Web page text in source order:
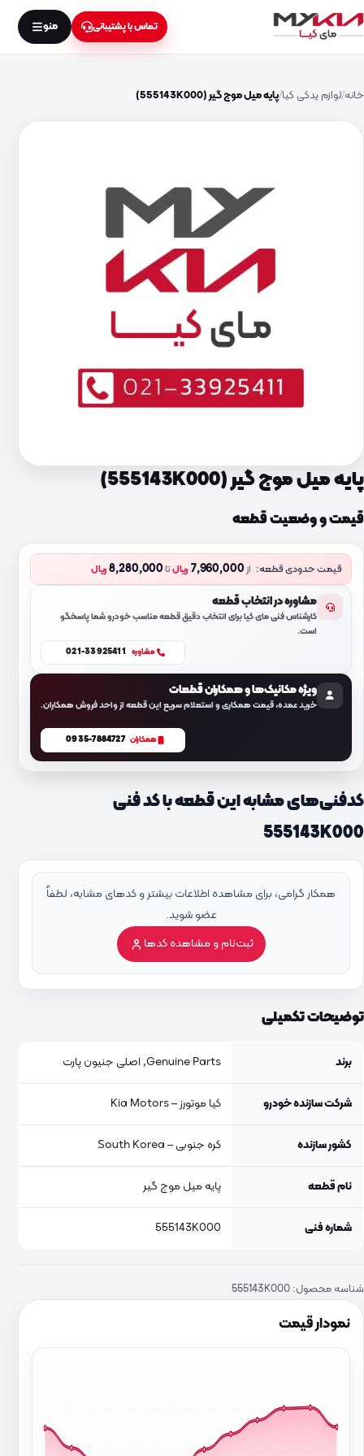
تماس با پشتیبانی منو
خانه لوازم یدکی کیا پایه میل موج گیر (555143K000)
نمودار قیمت
پایه میل موج گیر (555143K000)
قیمت و وضعیت قطعه
قیمت حدودی قطعه: از7,960,000 ریالتا8,280,000 ریال
مشاوره در انتخاب قطعه
کارشناس فنی مای کیا برای انتخاب دقیق قطعه مناسب خودرو شما پاسخگو
است.
مشاوره 021-33925411
ویژه مکانیک‌ها و همکاران قطعات
خرید عمده، قیمت همکاری و استعلام سریع این قطعه از واحد فروش همکاران.
همکاران 0935-7884727
کدفنی‌های مشابه این قطعه با کد فنی
555143K000
همکار گرامی، برای مشاهده اطلاعات بیشتر و کدهای مشابه، لطفاً
عضو شوید.
ثبت‌نام و مشاهده کدها
توضیحات تکمیلی
برند Genuine Parts, اصلی جنیون پارت
شرکت سازنده خودرو کیا موتورز – Kia Motors
کشور سازنده کره جنوبی – South Korea
نام قطعه پایه میل موج گیر
شماره فنی 555143K000
شناسه محصول: 555143K000